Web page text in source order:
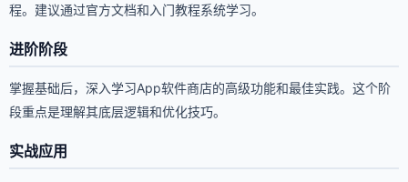
程。建议通过官方文档和入门教程系统学习。
进阶阶段
掌握基础后，深入学习App软件商店的高级功能和最佳实践。这个阶
段重点是理解其底层逻辑和优化技巧。
实战应用